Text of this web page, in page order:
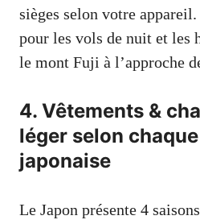
sièges selon votre
pour les vols de nuit et les
le mont Fuji à l’approche
4. Vêtements &
léger selon
japonaise
Le Japon présente 4